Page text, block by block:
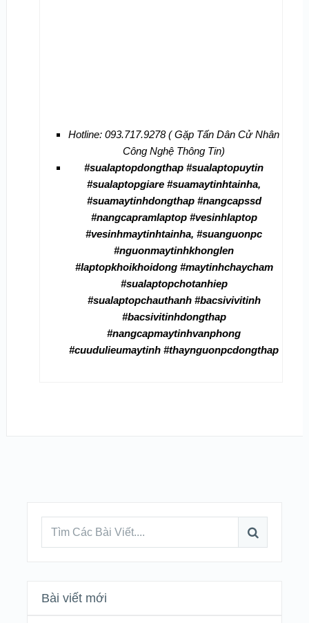
Hotline: 093.717.9278 ( Gặp Tấn Dân Cử Nhân
Công Nghệ Thông Tin)
#sualaptopdongthap #sualaptopuytin
#sualaptopgiare #suamaytinhtainha,
#suamaytinhdongthap #nangcapssd
#nangcapramlaptop #vesinhlaptop
#vesinhmaytinhtainha, #suanguonpc
#nguonmaytinhkhonglen
#laptopkhoikhoidong #maytinhchaycham
#sualaptopchotanhiep
#sualaptopchauthanh #bacsivivitinh
#bacsivitinhdongthap
#nangcapmaytinhvanphong
#cuudulieumaytinh #thaynguonpcdongthap
Bài viết mới